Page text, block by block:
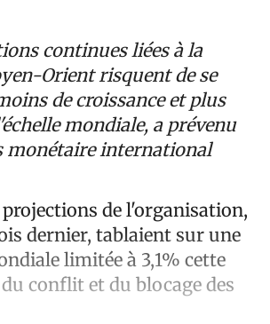
continues liées à la
Orient risquent de se
de croissance et plus
mondiale, a prévenu
monétaire international
projections de l'organisation,
dernier, tablaient sur une
limitée à 3,1% cette
conflit et du blocage des